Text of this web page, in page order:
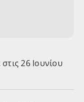
26 Ιουνίου